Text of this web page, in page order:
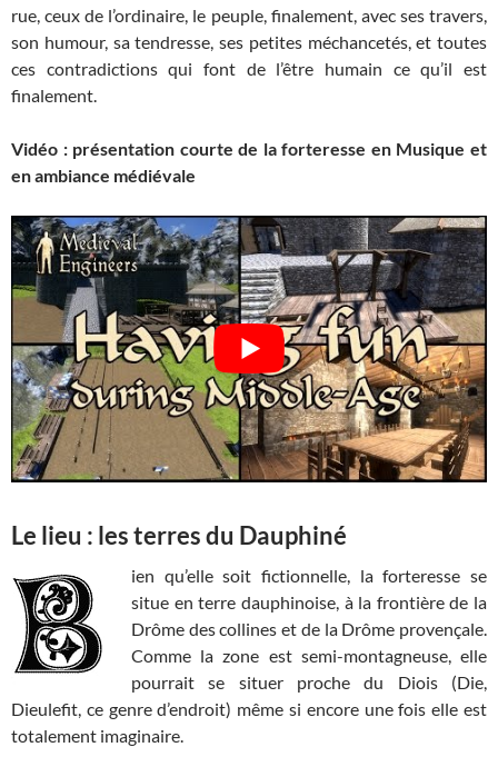
rue, ceux de l’ordinaire, le peuple, finalement, avec ses travers,
son humour, sa tendresse, ses petites méchancetés, et toutes
ces contradictions qui font de l’être humain ce qu’il est
finalement.
Vidéo : présentation courte de la forteresse en Musique et
en ambiance médiévale
Le lieu : les terres du Dauphiné
ien qu’elle soit fictionnelle, la forteresse se
situe en terre dauphinoise, à la frontière de la
Drôme des collines et de la Drôme provençale.
Comme la zone est semi-montagneuse, elle
pourrait se situer proche du Diois (Die,
Dieulefit, ce genre d’endroit) même si encore une fois elle est
totalement imaginaire.